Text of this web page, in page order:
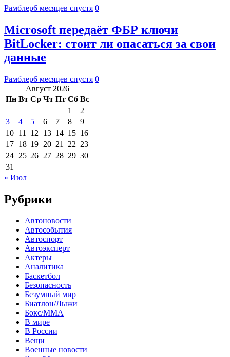
Рамблер6 месяцев спустя 0
Microsoft передаёт ФБР ключи
BitLocker: стоит ли опасаться за свои
данные
Рамблер6 месяцев спустя 0
Август 2026
Пн Вт Ср Чт Пт Сб Вс
1
2
3
4 5 6 7 8
9
10 11 12 13 14 15 16
17 18 19 20 21 22 23
24 25 26 27 28 29 30
31
« Июл
Рубрики
Автоновости
Автособытия
Автоспорт
Автоэксперт
Актеры
Аналитика
Баскетбол
Безопасность
Безумный мир
Биатлон/Лыжи
Бокс/MMA
В мире
В России
Вещи
Военные новости